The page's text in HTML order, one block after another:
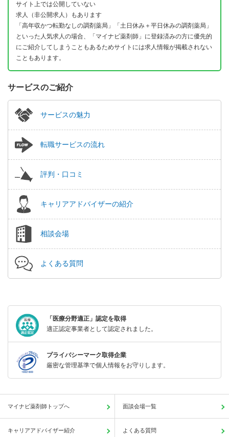
サイト上では公開していない
求人（非公開求人）もあります
「高年収かつ転勤なしの調剤薬局」「土日休み＋平日休みの調剤薬局」
といった人気求人の場合、「マイナビ薬剤師」に登録済みの方に優先的
にご紹介してしまうこともあるためサイトには求人情報が掲載されない
こともあります。
サービスのご紹介
サービスの魅力
転職サービスの流れ
評判・口コミ
キャリアアドバイザーの紹介
相談会場
よくある質問
「医療分野適正」認定を取得
適正認定事業者として認定されました。
プライバシーマーク取得企業
厳密な管理基準で個人情報をお守りします。
マイナビ薬剤師トップへ 面談会場一覧
キャリアアドバイザー紹介 よくある質問